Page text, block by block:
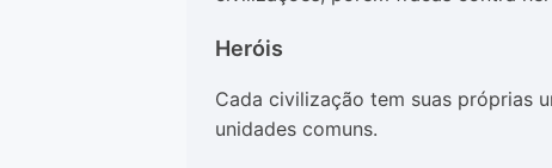
Heróis
Cada civilização tem suas próprias
unidades comuns.